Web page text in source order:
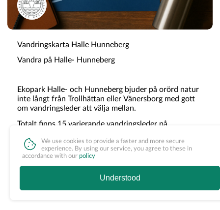
Vandringskarta Halle Hunneberg
Vandra på Halle- Hunneberg
Ekopark Halle- och Hunneberg bjuder på orörd natur
inte långt från Trollhättan eller Vänersborg med gott
om vandringsleder att välja mellan.
Totalt finns 15 varierande vandringsleder på
Porto WanderkarteWählen Sie zuerst Optionen
We use cookies to provide a faster and more secure
experience. By using our service, you agree to these in
accordance with our policy
Understood